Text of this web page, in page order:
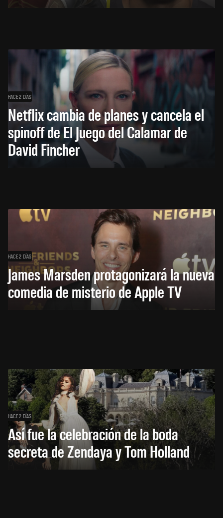
HACE 2 DÍAS
Netflix cambia de planes y cancela el
spinoff de El Juego del Calamar de
David Fincher
HACE 2 DÍAS
James Marsden protagonizará la nueva
comedia de misterio de Apple TV
HACE 2 DÍAS
Así fue la celebración de la boda
secreta de Zendaya y Tom Holland